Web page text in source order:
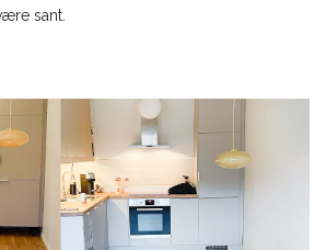
sant.